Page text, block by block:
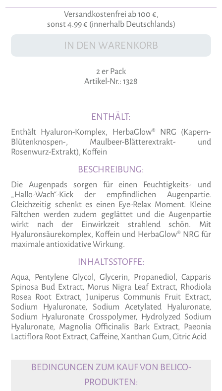
Versandkostenfrei ab 100 €,
sonst 4.99 € (innerhalb Deutschlands)
IN DEN WARENKORB
2 er Pack
Artikel-Nr.: 1328
ENTHÄLT:
Enthält Hyaluron-Komplex, HerbaGlow® NRG (Kapern-
Blütenknospen-, Maulbeer-Blätterextrakt- und
Rosenwurz-Extrakt), Koffein
BESCHREIBUNG:
Die Augenpads sorgen für einen Feuchtigkeits- und
„Hallo-Wach“-Kick der empfindlichen Augenpartie.
Gleichzeitig schenkt es einen Eye-Relax Moment. Kleine
Fältchen werden zudem geglättet und die Augenpartie
wirkt nach der Einwirkzeit strahlend schön. Mit
Hyaluronsäurekomplex, Koffein und HerbaGlow® NRG für
maximale antioxidative Wirkung.
INHALTSSTOFFE:
Aqua, Pentylene Glycol, Glycerin, Propanediol, Capparis
Spinosa Bud Extract, Morus Nigra Leaf Extract, Rhodiola
Rosea Root Extract, Juniperus Communis Fruit Extract,
Sodium Hyaluronate, Sodium Acetylated Hyaluronate,
Sodium Hyaluronate Crosspolymer, Hydrolyzed Sodium
Hyaluronate, Magnolia Officinalis Bark Extract, Paeonia
Lactiflora Root Extract, Caffeine, Xanthan Gum, Citric Acid
BEDINGUNGEN ZUM KAUF VON BELICO-
PRODUKTEN: